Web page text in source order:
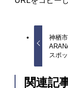
神栖
スポ
関連記